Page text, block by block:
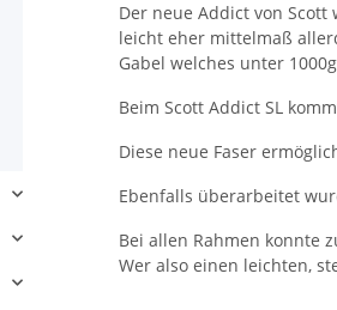
Der neue Addict von
leicht eher mittelmaß
Gabel welches unter
Beim Scott Addict SL
Diese neue Faser
Ebenfalls überarbeitet
Bei allen Rahmen konnte
Wer also einen leichten,